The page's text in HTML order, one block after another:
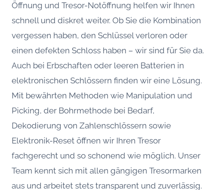
Öffnung und Tresor-Notöffnung helfen wir Ihnen
schnell und diskret weiter. Ob Sie die Kombination
vergessen haben, den Schlüssel verloren oder
einen defekten Schloss haben – wir sind für Sie da.
Auch bei Erbschaften oder leeren Batterien in
elektronischen Schlössern finden wir eine Lösung.
Mit bewährten Methoden wie Manipulation und
Picking, der Bohrmethode bei Bedarf,
Dekodierung von Zahlenschlössern sowie
Elektronik-Reset öffnen wir Ihren Tresor
fachgerecht und so schonend wie möglich. Unser
Team kennt sich mit allen gängigen Tresormarken
aus und arbeitet stets transparent und zuverlässig.